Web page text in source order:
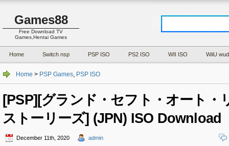
Games88
Free Download TV
Games,Hentai Games
Home Switch nsp PSP ISO PS2 ISO WII ISO WiiU wud
Home > PSP Games, PSP ISO
[PSP][グランド・セフト・オート・
ストーリーズ] (JPN) ISO Download
December 11th, 2020 admin